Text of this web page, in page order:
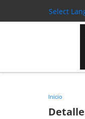
Select
Inicio